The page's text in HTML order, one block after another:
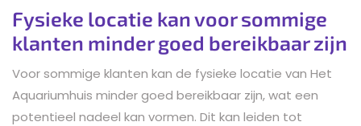
Fysieke locatie kan voor sommige
klanten minder goed bereikbaar zijn
Voor sommige klanten kan de fysieke locatie van Het
Aquariumhuis minder goed bereikbaar zijn, wat een
potentieel nadeel kan vormen. Dit kan leiden tot